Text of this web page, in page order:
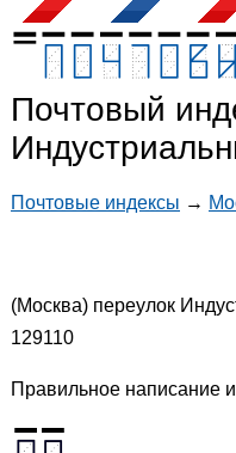
Почтовый
Почтовые индексы →
(Москва) переулок
129110
Правильное написание